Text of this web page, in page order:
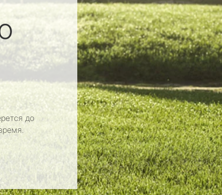
до